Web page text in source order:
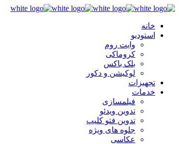
خانه
استودیو
وایت روم
کروماکی
بلک باکس
لوکیشن و دکور
تجهیزات
خدمات
فیلمسازی
تدوین ویدئو
تدوین فتو کلیپ
جلوه های ویژه
عکاسی